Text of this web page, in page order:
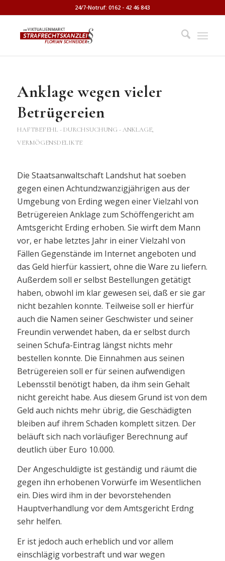
24/7-Notruf: 0162 - 42 46 843
Anklage wegen vieler
Betrügereien
HAFTBEFEHL - DURCHSUCHUNG - ANKLAGE,
VERMÖGENSDELIKTE
Die Staatsanwaltschaft Landshut hat soeben
gegen einen Achtundzwanzigjährigen aus der
Umgebung von Erding wegen einer Vielzahl von
Betrügereien Anklage zum Schöffengericht am
Amtsgericht Erding erhoben. Sie wirft dem Mann
vor, er habe letztes Jahr in einer Vielzahl von
Fällen Gegenstände im Internet angeboten und
das Geld hierfür kassiert, ohne die Ware zu liefern.
Außerdem soll er selbst Bestellungen getätigt
haben, obwohl im klar gewesen sei, daß er sie gar
nicht bezahlen konnte. Teilweise soll er hierfür
auch die Namen seiner Geschwister und seiner
Freundin verwendet haben, da er selbst durch
seinen Schufa-Eintrag längst nichts mehr
bestellen konnte. Die Einnahmen aus seinen
Betrügereien soll er für seinen aufwendigen
Lebensstil benötigt haben, da ihm sein Gehalt
nicht gereicht habe. Aus diesem Grund ist von dem
Geld auch nichts mehr übrig, die Geschädigten
bleiben auf ihrem Schaden komplett sitzen. Der
beläuft sich nach vorläufiger Berechnung auf
deutlich über Euro 10.000.
Der Angeschuldigte ist geständig und räumt die
gegen ihn erhobenen Vorwürfe im Wesentlichen
ein. Dies wird ihm in der bevorstehenden
Hauptverhandlung vor dem Amtsgericht Erdng
sehr helfen.
Er ist jedoch auch erheblich und vor allem
einschlägig vorbestraft und war wegen